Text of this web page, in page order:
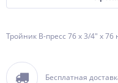
Тройник В-пресс 76 x 3/4" x
Бесплатная